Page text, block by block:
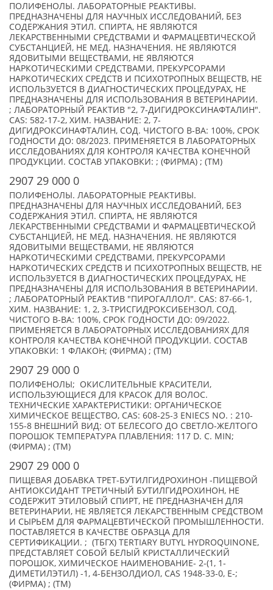
ПОЛИФЕНОЛЫ. ЛАБОРАТОРНЫЕ РЕАКТИВЫ.
ПРЕДНАЗНАЧЕНЫ ДЛЯ НАУЧНЫХ ИССЛЕДОВАНИЙ, БЕЗ
СОДЕРЖАНИЯ ЭТИЛ. СПИРТА, НЕ ЯВЛЯЮТСЯ
ЛЕКАРСТВЕННЫМИ СРЕДСТВАМИ И ФАРМАЦЕВТИЧЕСКОЙ
СУБСТАНЦИЕЙ, НЕ МЕД. НАЗНАЧЕНИЯ. НЕ ЯВЛЯЮТСЯ
ЯДОВИТЫМИ ВЕЩЕСТВАМИ, НЕ ЯВЛЯЮТСЯ
НАРКОТИЧЕСКИМИ СРЕДСТВАМИ, ПРЕКУРСОРАМИ
НАРКОТИЧЕСКИХ СРЕДСТВ И ПСИХОТРОПНЫХ ВЕЩЕСТВ, НЕ
ИСПОЛЬЗУЕТСЯ В ДИАГНОСТИЧЕСКИХ ПРОЦЕДУРАХ, НЕ
ПРЕДНАЗНАЧЕНЫ ДЛЯ ИСПОЛЬЗОВАНИЯ В ВЕТЕРИНАРИИ.
; ЛАБОРАТОРНЫЙ РЕАКТИВ "2, 7-ДИГИДРОКСИНАФТАЛИН".
CAS: 582-17-2, ХИМ. НАЗВАНИЕ: 2, 7-
ДИГИДРОКСИНАФТАЛИН, СОД. ЧИСТОГО В-ВА: 100%, СРОК
ГОДНОСТИ ДО: 08/2023. ПРИМЕНЯЕТСЯ В ЛАБОРАТОРНЫХ
ИССЛЕДОВАНИЯХ ДЛЯ КОНТРОЛЯ КАЧЕСТВА КОНЕЧНОЙ
ПРОДУКЦИИ. СОСТАВ УПАКОВКИ: ; (ФИРМА) ; (TM)
2907 29 000 0
ПОЛИФЕНОЛЫ. ЛАБОРАТОРНЫЕ РЕАКТИВЫ.
ПРЕДНАЗНАЧЕНЫ ДЛЯ НАУЧНЫХ ИССЛЕДОВАНИЙ, БЕЗ
СОДЕРЖАНИЯ ЭТИЛ. СПИРТА, НЕ ЯВЛЯЮТСЯ
ЛЕКАРСТВЕННЫМИ СРЕДСТВАМИ И ФАРМАЦЕВТИЧЕСКОЙ
СУБСТАНЦИЕЙ, НЕ МЕД. НАЗНАЧЕНИЯ. НЕ ЯВЛЯЮТСЯ
ЯДОВИТЫМИ ВЕЩЕСТВАМИ, НЕ ЯВЛЯЮТСЯ
НАРКОТИЧЕСКИМИ СРЕДСТВАМИ, ПРЕКУРСОРАМИ
НАРКОТИЧЕСКИХ СРЕДСТВ И ПСИХОТРОПНЫХ ВЕЩЕСТВ, НЕ
ИСПОЛЬЗУЕТСЯ В ДИАГНОСТИЧЕСКИХ ПРОЦЕДУРАХ, НЕ
ПРЕДНАЗНАЧЕНЫ ДЛЯ ИСПОЛЬЗОВАНИЯ В ВЕТЕРИНАРИИ.
; ЛАБОРАТОРНЫЙ РЕАКТИВ "ПИРОГАЛЛОЛ". CAS: 87-66-1,
ХИМ. НАЗВАНИЕ: 1, 2, 3-ТРИСГИДРОКСИБЕНЗОЛ, СОД.
ЧИСТОГО В-ВА: 100%, СРОК ГОДНОСТИ ДО: 09/2022.
ПРИМЕНЯЕТСЯ В ЛАБОРАТОРНЫХ ИССЛЕДОВАНИЯХ ДЛЯ
КОНТРОЛЯ КАЧЕСТВА КОНЕЧНОЙ ПРОДУКЦИИ. СОСТАВ
УПАКОВКИ: 1 ФЛАКОН; (ФИРМА) ; (TM)
2907 29 000 0
ПОЛИФЕНОЛЫ; ОКИСЛИТЕЛЬНЫЕ КРАСИТЕЛИ,
ИСПОЛЬЗУЮЩИЕСЯ ДЛЯ КРАСОК ДЛЯ ВОЛОС.
ТЕХНИЧЕСКИЕ ХАРАКТЕРИСТИКИ: ОРГАНИЧЕСКОЕ
ХИМИЧЕСКОЕ ВЕЩЕСТВО, CAS: 608-25-3 ENIECS NO. : 210-
155-8 ВНЕШНИЙ ВИД: ОТ БЕЛЕСОГО ДО СВЕТЛО-ЖЕЛТОГО
ПОРОШОК ТЕМПЕРАТУРА ПЛАВЛЕНИЯ: 117 D. C. MIN;
(ФИРМА) ; (TM)
2907 29 000 0
ПИЩЕВАЯ ДОБАВКА ТРЕТ-БУТИЛГИДРОХИНОН -ПИЩЕВОЙ
АНТИОКСИДАНТ ТРЕТИЧНЫЙ БУТИЛГИДРОХИНОН, НЕ
СОДЕРЖИТ ЭТИЛОВЫЙ СПИРТ, НЕ ПРЕДНАЗНАЧЕН ДЛЯ
ВЕТЕРИНАРИИ, НЕ ЯВЛЯЕТСЯ ЛЕКАРСТВЕННЫМ СРЕДСТВОМ
И СЫРЬЕМ ДЛЯ ФАРМАЦЕВТИЧЕСКОЙ ПРОМЫШЛЕННОСТИ.
ПОСТАВЛЯЕТСЯ В КАЧЕСТВЕ ОБРАЗЦА ДЛЯ
СЕРТИФИКАЦИИ. ; (ТБГХ) TERTIARY BUTYL HYDROQUINONE,
ПРЕДСТАВЛЯЕТ СОБОЙ БЕЛЫЙ КРИСТАЛЛИЧЕСКИЙ
ПОРОШОК, ХИМИЧЕСКОЕ НАИМЕНОВАНИЕ- 2-(1, 1-
ДИМЕТИЛЭТИЛ) -1, 4-БЕНЗОЛДИОЛ, CAS 1948-33-0, E-;
(ФИРМА) ; (TM)